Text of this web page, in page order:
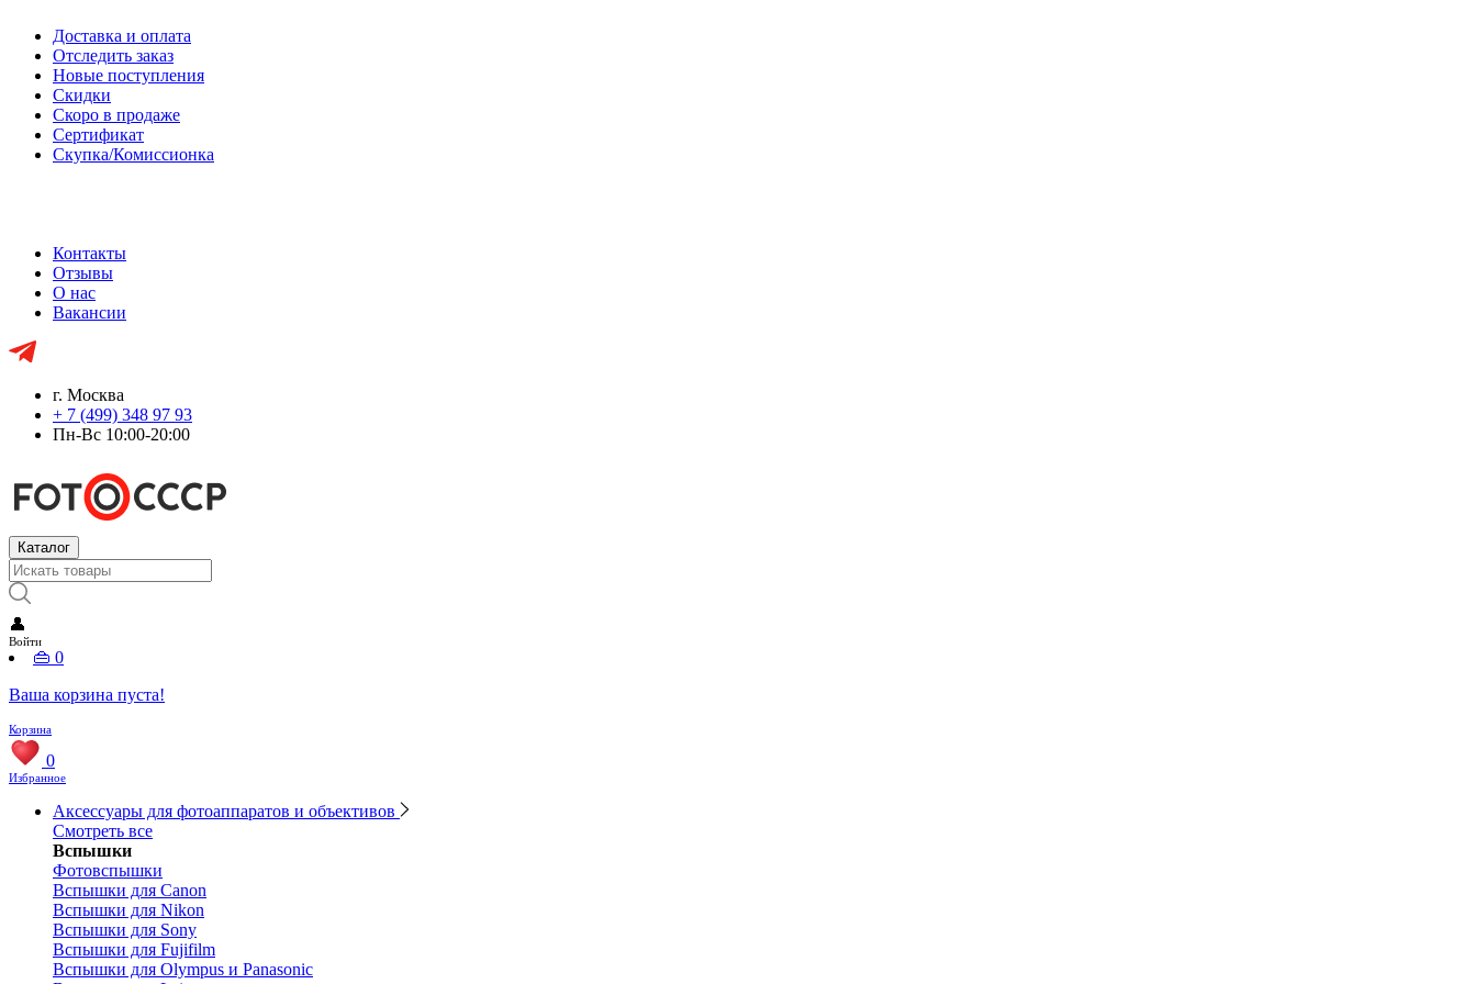
Доставка и оплата
Отследить заказ
Новые поступления
Скидки
Скоро в продаже
Сертификат
Скупка/Комиссионка
Контакты
Отзывы
О нас
Вакансии
г. Москва
+ 7 (499) 348 97 93
Пн-Вс 10:00-20:00
Каталог
👤
Войти
👜 0
Ваша корзина пуста!
Корзина
0
Избранное
Аксессуары для фотоаппаратов и объективов
Смотреть все
Вспышки
Фотовспышки
Вспышки для Canon
Вспышки для Nikon
Вспышки для Sony
Вспышки для Fujifilm
Вспышки для Olympus и Panasonic